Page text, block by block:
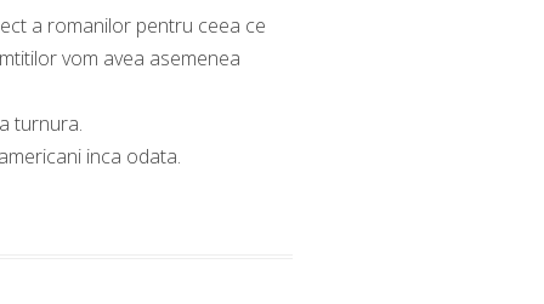
a romanilor pentru ceea ce
vom avea asemenea
turnura.
inca odata.